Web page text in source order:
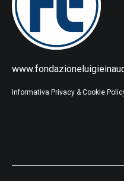
Informativa Privacy & Cookie